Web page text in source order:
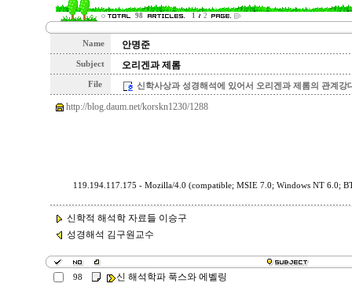
98 1 2
Name 안명준
Subject 오리겐과 제롬
File 신학사상과 성경해석에 있어서 오리겐과 제롬의 관계강
http://blog.daum.net/korskn1230/1288
119.194.117.175 - Mozilla/4.0 (compatible; MSIE 7.0; Windows NT 6.0;
신학적 해석학 자료들 이승구
성경해석 김구원교수
98 신 해석학파 푹스와 에벨링